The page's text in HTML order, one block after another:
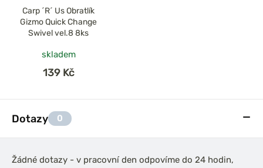
Carp ´R´ Us Obratlík
Gizmo Quick Change
Swivel vel.8 8ks
skladem
139 Kč
Dotazy 0
Žádné dotazy - v pracovní den odpovíme do 24 hodin,